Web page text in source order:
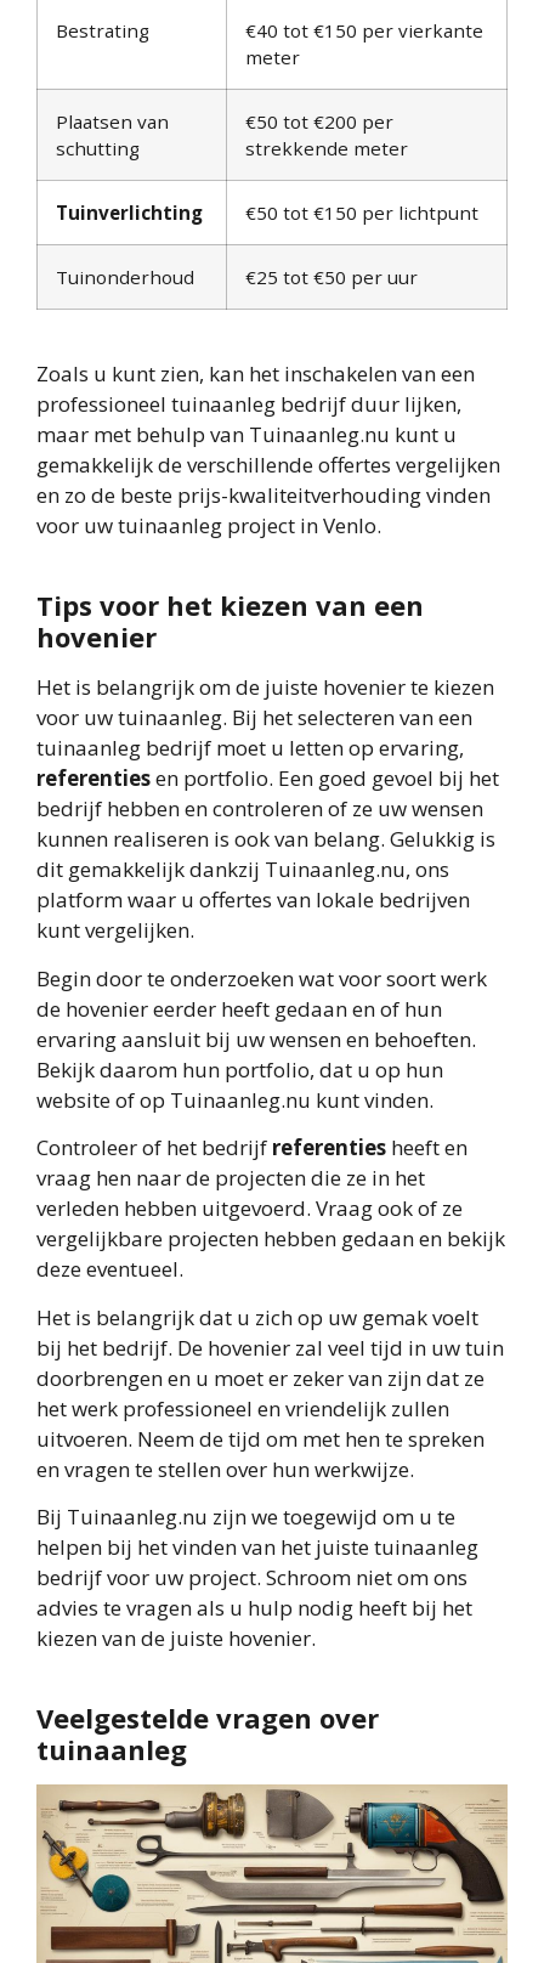
Bestrating
€40 tot €150 per vierkante
meter
Plaatsen van
schutting
€50 tot €200 per
strekkende meter
Tuinverlichting €50 tot €150 per lichtpunt
Tuinonderhoud €25 tot €50 per uur
Zoals u kunt zien, kan het inschakelen van een
professioneel tuinaanleg bedrijf duur lijken,
maar met behulp van Tuinaanleg.nu kunt u
gemakkelijk de verschillende offertes vergelijken
en zo de beste prijs-kwaliteitverhouding vinden
voor uw tuinaanleg project in Venlo.
Tips voor het kiezen van een
hovenier
Het is belangrijk om de juiste hovenier te kiezen
voor uw tuinaanleg. Bij het selecteren van een
tuinaanleg bedrijf moet u letten op ervaring,
referentiesen portfolio. Een goed gevoel bij het
bedrijf hebben en controleren of ze uw wensen
kunnen realiseren is ook van belang. Gelukkig is
dit gemakkelijk dankzij Tuinaanleg.nu, ons
platform waar u offertes van lokale bedrijven
kunt vergelijken.
Begin door te onderzoeken wat voor soort werk
de hovenier eerder heeft gedaan en of hun
ervaring aansluit bij uw wensen en behoeften.
Bekijk daarom hun portfolio, dat u op hun
website of op Tuinaanleg.nu kunt vinden.
Controleer of het bedrijf referenties heeft en
vraag hen naar de projecten die ze in het
verleden hebben uitgevoerd. Vraag ook of ze
vergelijkbare projecten hebben gedaan en bekijk
deze eventueel.
Het is belangrijk dat u zich op uw gemak voelt
bij het bedrijf. De hovenier zal veel tijd in uw tuin
doorbrengen en u moet er zeker van zijn dat ze
het werk professioneel en vriendelijk zullen
uitvoeren. Neem de tijd om met hen te spreken
en vragen te stellen over hun werkwijze.
Bij Tuinaanleg.nu zijn we toegewijd om u te
helpen bij het vinden van het juiste tuinaanleg
bedrijf voor uw project. Schroom niet om ons
advies te vragen als u hulp nodig heeft bij het
kiezen van de juiste hovenier.
Veelgestelde vragen over
tuinaanleg